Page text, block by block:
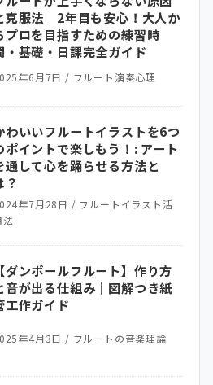
克服法｜2年目も安心！大人か
プロを目指すための練習時
・基礎・日課完全ガイド
年6月7日 / フルート演奏心理
わいいフルートイラストを6つ
ポイントで楽しもう！: アート
通して心を踊らせる方法と
？
年7月28日 / フルートイラスト活
法
【ダンボールフルート】作り方
音が出る仕組み｜図解つき紙
工作ガイド
年4月3日 / フルートの音楽理論